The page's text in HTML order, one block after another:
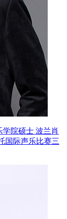
学院硕士 波兰肖
国际声乐比赛三